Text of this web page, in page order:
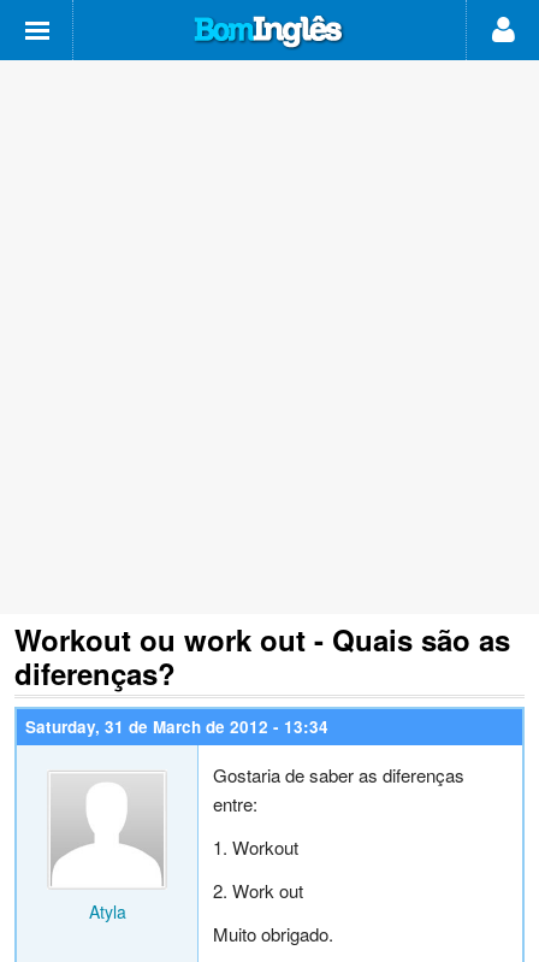
Workout ou work out - Quais são as
diferenças?
Saturday, 31 de March de 2012 - 13:34
Atyla
Gostaria de saber as diferenças
entre:
1. Workout
2. Work out
Muito obrigado.